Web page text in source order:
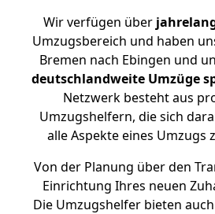
Wir verfügen über
Umzugsbereich und haben
Bremen nach Ebingen und
deutschlandweite Umzüge
Netzwerk besteht aus
Umzugshelfern, die sich
alle Aspekte eines Umzugs
Von der Planung über den
Einrichtung Ihres neuen
Die Umzugshelfer bieten